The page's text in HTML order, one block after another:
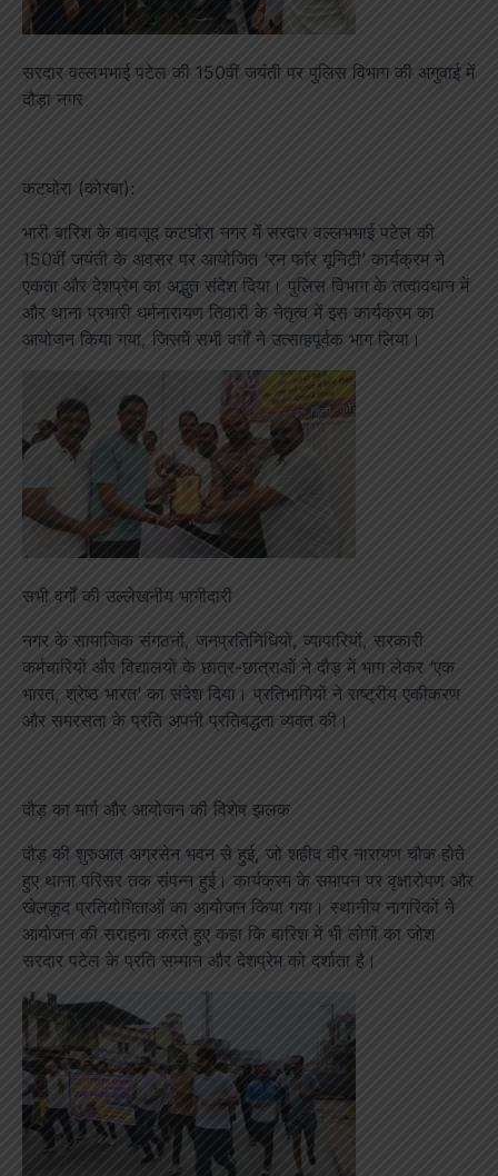
सरदार वल्लभभाई पटेल की 150वीं जयंती पर पुलिस विभाग की अगुवाई में
दौड़ा नगर
कटघोरा (कोरबा):
भारी बारिश के बावजूद कटघोरा नगर में सरदार वल्लभभाई पटेल की
150वीं जयंती के अवसर पर आयोजित ‘रन फॉर यूनिटी’ कार्यक्रम ने
एकता और देशप्रेम का अद्भुत संदेश दिया। पुलिस विभाग के तत्वावधान में
और थाना प्रभारी धर्मनारायण तिवारी के नेतृत्व में इस कार्यक्रम का
आयोजन किया गया, जिसमें सभी वर्गों ने उत्साहपूर्वक भाग लिया।
सभी वर्गों की उल्लेखनीय भागीदारी
नगर के सामाजिक संगठनों, जनप्रतिनिधियों, व्यापारियों, सरकारी
कर्मचारियों और विद्यालयों के छात्र-छात्राओं ने दौड़ में भाग लेकर ‘एक
भारत, श्रेष्ठ भारत’ का संदेश दिया। प्रतिभागियों ने राष्ट्रीय एकीकरण
और समरसता के प्रति अपनी प्रतिबद्धता व्यक्त की।
दौड़ का मार्ग और आयोजन की विशेष झलक
दौड़ की शुरुआत अग्रसेन भवन से हुई, जो शहीद वीर नारायण चौक होते
हुए थाना परिसर तक संपन्न हुई। कार्यक्रम के समापन पर वृक्षारोपण और
खेलकूद प्रतियोगिताओं का आयोजन किया गया। स्थानीय नागरिकों ने
आयोजन की सराहना करते हुए कहा कि बारिश में भी लोगों का जोश
सरदार पटेल के प्रति सम्मान और देशप्रेम को दर्शाता है।